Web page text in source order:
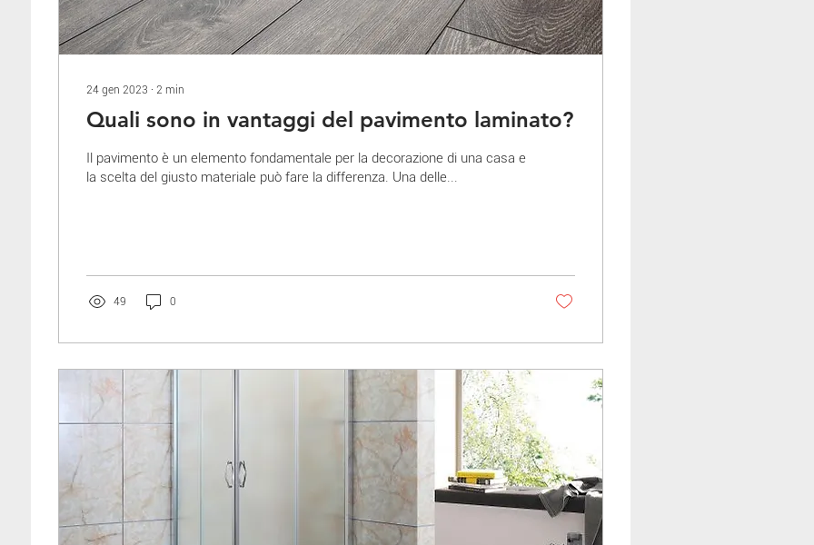
24 gen 2023 ∙ 2 min
Quali sono in vantaggi del pavimento laminato?
Il pavimento è un elemento fondamentale per la decorazione di una casa e
la scelta del giusto materiale può fare la differenza. Una delle...
49 0